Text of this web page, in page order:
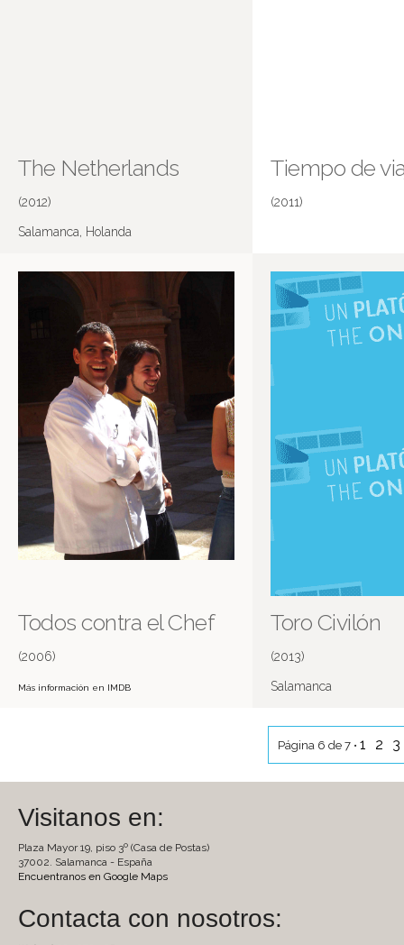
The Netherlands
(2012)
Salamanca, Holanda
Tiempo de
(2011)
Todos contra el Chef
(2006)
Más información en IMDB
Toro Civilón
(2013)
Salamanca
Página 6 de 7 • 1 2 3
Visitanos en:
Plaza Mayor 19, piso 3º (Casa de Postas)
37002. Salamanca - España
Encuentranos en Google Maps
Contacta con nosotros: